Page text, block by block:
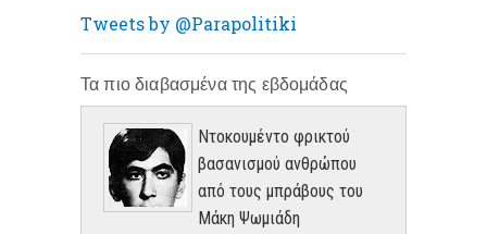
Tweets by @Parapolitiki
Τα πιο διαβασμένα της εβδομάδας
Ντοκουμέντο φρικτού
βασανισμού ανθρώπου
από τους μπράβους του
Μάκη Ψωμιάδη